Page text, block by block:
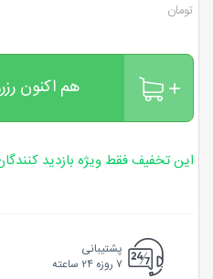
تومان
هم اکنون
این تخفیف فقط ویژه بازدید
پشتیبانی
۷ روزه ۲۴ ساعته